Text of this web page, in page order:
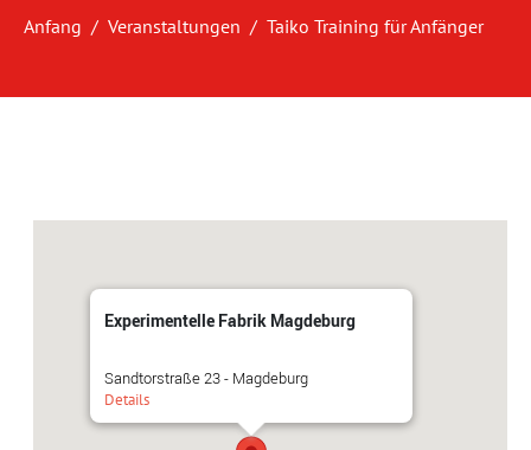
Anfang Veranstaltungen Taiko Training für Anfänger
Experimentelle Fabrik Magdeburg
Sandtorstraße 23 - Magdeburg
Details